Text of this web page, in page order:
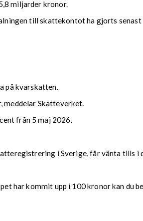
miljarder kronor.
till skattekontot ha gjorts senast
på kvarskatten.
meddelar Skatteverket.
från 5 maj 2026.
i Sverige, får vänta tills i
har kommit upp i 100 kronor kan